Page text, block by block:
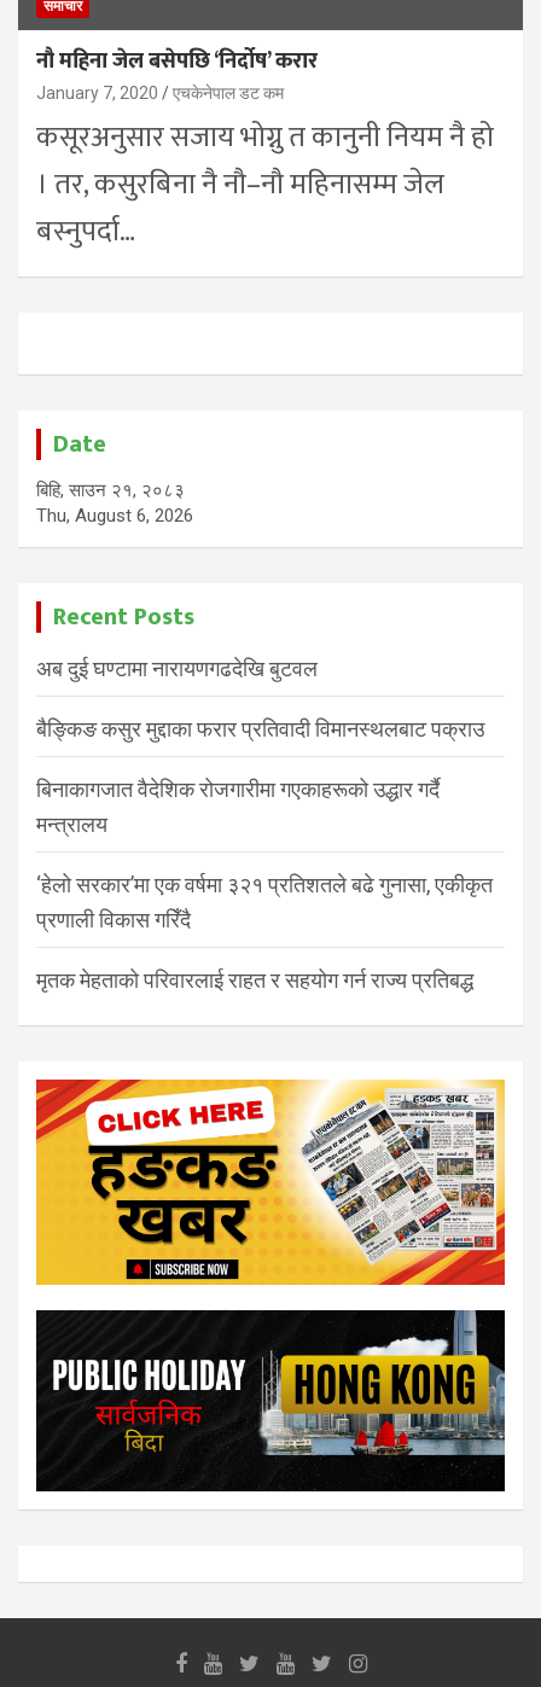
समाचार
नौ महिना जेल बसेपछि ‘निर्दोष’ करार
January 7, 2020 एचकेनेपाल डट कम
कसूरअनुसार सजाय भोग्नु त कानुनी नियम नै हो
। तर, कसुरबिना नै नौ–नौ महिनासम्म जेल
बस्नुपर्दा…
Date
बिहि, साउन २१, २०८३
Thu, August 6, 2026
Recent Posts
अब दुई घण्टामा नारायणगढदेखि बुटवल
बैङ्किङ कसुर मुद्दाका फरार प्रतिवादी विमानस्थलबाट पक्राउ
बिनाकागजात वैदेशिक रोजगारीमा गएकाहरूको उद्धार गर्दै
मन्त्रालय
‘हेलो सरकार’मा एक वर्षमा ३२१ प्रतिशतले बढे गुनासा, एकीकृत
प्रणाली विकास गरिँदै
मृतक मेहताको परिवारलाई राहत र सहयोग गर्न राज्य प्रतिबद्ध